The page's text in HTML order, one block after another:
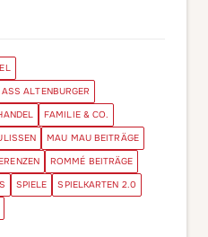
ALTENBURGER
FAMILIE & CO.
MAU MAU BEITRÄGE
ROMMÉ BEITRÄGE
SPIELE
SPIELKARTEN 2.0